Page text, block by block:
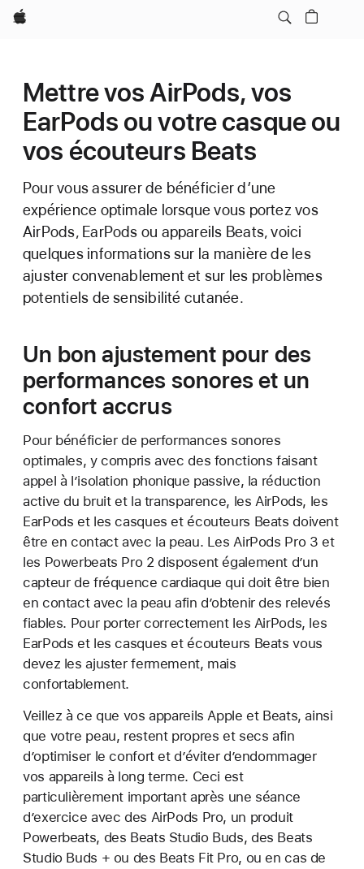
Apple
Mettre vos AirPods, vos
EarPods ou votre casque ou
vos écouteurs Beats
Pour vous assurer de bénéficier d’une
expérience optimale lorsque vous portez vos
AirPods, EarPods ou appareils Beats, voici
quelques informations sur la manière de les
ajuster convenablement et sur les problèmes
potentiels de sensibilité cutanée.
Un bon ajustement pour des
performances sonores et un
confort accrus
Pour bénéficier de performances sonores
optimales, y compris avec des fonctions faisant
appel à l’isolation phonique passive, la réduction
active du bruit et la transparence, les AirPods, les
EarPods et les casques et écouteurs Beats doivent
être en contact avec la peau. Les AirPods Pro 3 et
les Powerbeats Pro 2 disposent également d’un
capteur de fréquence cardiaque qui doit être bien
en contact avec la peau afin d’obtenir des relevés
fiables. Pour porter correctement les AirPods, les
EarPods et les casques et écouteurs Beats vous
devez les ajuster fermement, mais
confortablement.
Veillez à ce que vos appareils Apple et Beats, ainsi
que votre peau, restent propres et secs afin
d’optimiser le confort et d’éviter d’endommager
vos appareils à long terme. Ceci est
particulièrement important après une séance
d’exercice avec des AirPods Pro, un produit
Powerbeats, des Beats Studio Buds, des Beats
Studio Buds + ou des Beats Fit Pro, ou en cas de